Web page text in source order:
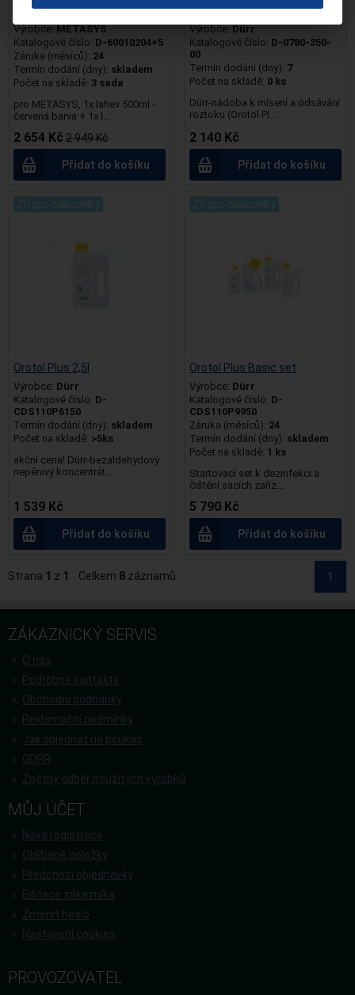
Green+Clean M2 green + red
Výrobce: METASYS
Katalogové číslo: D-60010204+5
Záruka (měsíců): 24
Termín dodání (dny): skladem
Počet na skladě: 3 sada
pro METASYS, 1x lahev 500ml -
červená barva + 1x l...
2 654 Kč 2 949 Kč
Přidat do košíku
OroCup
Výrobce: Dürr
Katalogové číslo: D-0780-350-
00
Termín dodání (dny): 7
Počet na skladě: 0 ks
Dürr-nádoba k mísení a odsávání
roztoku (Orotol Pl...
2 140 Kč
Přidat do košíku
ZP pro odborníky
Orotol Plus 2,5l
Výrobce: Dürr
Katalogové číslo: D-
CDS110P6150
Termín dodání (dny): skladem
Počet na skladě: >5ks
akční cena! Dürr-bezaldehydový
nepěnivý koncentrát...
1 539 Kč
Přidat do košíku
ZP pro odborníky
Orotol Plus Basic set
Výrobce: Dürr
Katalogové číslo: D-
CDS110P9950
Záruka (měsíců): 24
Termín dodání (dny): skladem
Počet na skladě: 1 ks
Startovací set k dezinfekci a
čištění sacích zaříz...
5 790 Kč
Přidat do košíku
Strana 1 z 1 Celkem 8 záznamů 1
ZÁKAZNICKÝ SERVIS
O nás
Podrobné kontakty
Obchodní podmínky
Reklamační podmínky
Jak objednat na poukaz
GDPR
Zpětný odběr použitých výrobků
MŮJ ÚČET
Nová registrace
Oblíbené položky
Předchozí objednávky
Editace zákazníka
Změnit heslo
Nastavení cookies
PROVOZOVATEL